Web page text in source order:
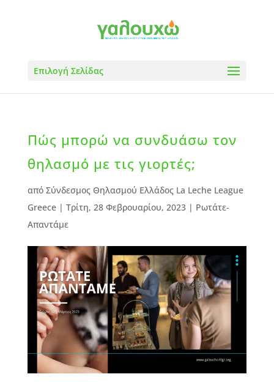
Επιλογή Σελίδας
Πώς μπορώ να συνδυάσω τον
θηλασμό με τις γιορτές;
από Σύνδεσμος Θηλασμού Ελλάδος La Leche League
Greece| Τρίτη, 28 Φεβρουαρίου, 2023| Ρωτάτε-
Απαντάμε